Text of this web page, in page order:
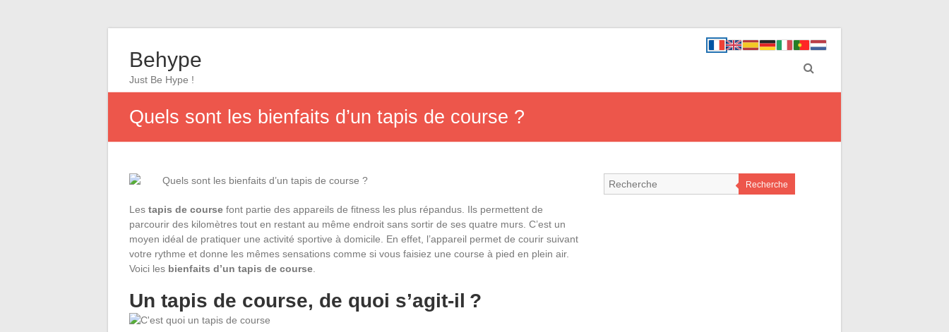
Behype
Just Be Hype !
Quels sont les bienfaits d’un tapis de course ?
Les tapis de course font partie des appareils de fitness les plus répandus. Ils permettent de
parcourir des kilomètres tout en restant au même endroit sans sortir de ses quatre murs. C’est un
moyen idéal de pratiquer une activité sportive à domicile. En effet, l’appareil permet de courir suivant
votre rythme et donne les mêmes sensations comme si vous faisiez une course à pied en plein air.
Voici les bienfaits d’un tapis de course
Un tapis de course, de quoi s’agit-il ?
Recherche